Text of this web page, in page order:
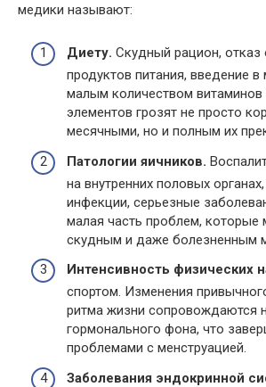
медики называют:
Диету. Скудный рацион, отказ
продуктов питания, введение
малым количеством витаминов
элементов грозят не просто
месячными, но и полным их
Патологии яичников.
на внутренних половых
инфекции, серьезные
малая часть проблем, которые
скудным и даже болезненным
Интенсивность физических
спортом. Изменения
ритма жизни сопровождаются
гормонального фона, что
проблемами с менструацией.
Заболевания эндокринной